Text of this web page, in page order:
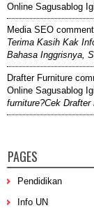
Online Sagusablog Igi
Media SEO
Terima Kasih Kak
Bahasa Inggrisnya,
Drafter Furniture
Online Sagusablog Igi
furniture?Cek
PAGES
Pendidikan
Info UN